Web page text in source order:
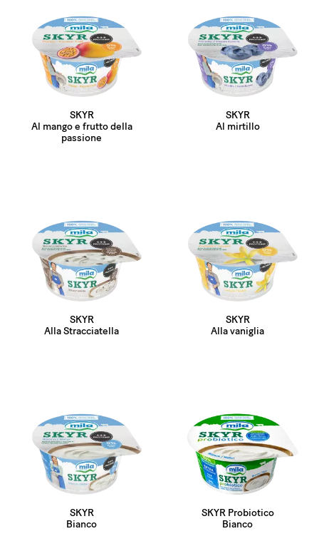
SKYR
Al mango e frutto della
passione
SKYR
Al mirtillo
SKYR
Alla Stracciatella
SKYR
Alla vaniglia
SKYR
Bianco
SKYR Probiotico
Bianco